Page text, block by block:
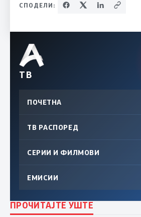
СПОДЕЛИ:
ТВ
ПОЧЕТНА
ТВ РАСПОРЕД
СЕРИИ И ФИЛМОВИ
ЕМИСИИ
ПРОЧИТАЈТЕ УШТЕ